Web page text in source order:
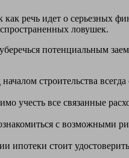
речь идет о серьезных
ловушек.
потенциальным
строительства
учесть все связанные
с возможными
стоит